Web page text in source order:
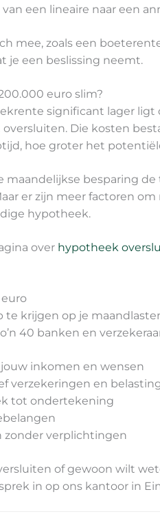
een lineaire naar een
mee, zoals een
je een beslissing neemt.
euro slim?
significant lager
Die kosten
hoe groter het
maandelijkse besparing
er zijn meer factoren
hypotheek.
over hypotheek
te krijgen op je
40 banken en
inkomen en wensen
verzekeringen en
tot ondertekening
zonder verplichtingen
of gewoon wilt
in op ons kantoor in